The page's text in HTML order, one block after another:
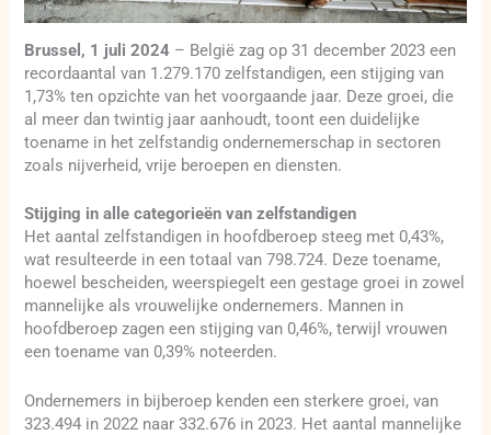
Brussel, 1 juli 2024 – België zag op 31 december 2023 een
recordaantal van 1.279.170 zelfstandigen, een stijging van
1,73% ten opzichte van het voorgaande jaar. Deze groei, die
al meer dan twintig jaar aanhoudt, toont een duidelijke
toename in het zelfstandig ondernemerschap in sectoren
zoals nijverheid, vrije beroepen en diensten.
Stijging in alle categorieën van zelfstandigen
Het aantal zelfstandigen in hoofdberoep steeg met 0,43%,
wat resulteerde in een totaal van 798.724. Deze toename,
hoewel bescheiden, weerspiegelt een gestage groei in zowel
mannelijke als vrouwelijke ondernemers. Mannen in
hoofdberoep zagen een stijging van 0,46%, terwijl vrouwen
een toename van 0,39% noteerden.
Ondernemers in bijberoep kenden een sterkere groei, van
323.494 in 2022 naar 332.676 in 2023. Het aantal mannelijke